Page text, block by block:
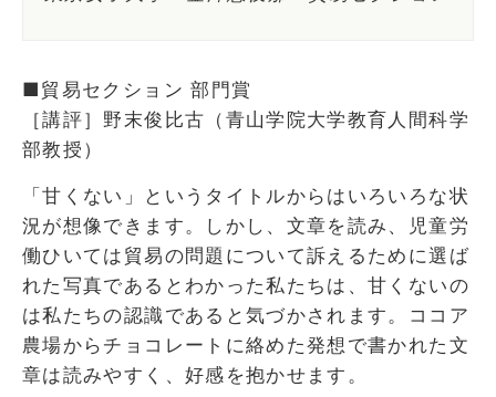
■貿易セクション 部門賞
［講評］野末俊比古（青山学院大学教育人間科学
部教授）
「甘くない」というタイトルからはいろいろな状
況が想像できます。しかし、文章を読み、児童労
働ひいては貿易の問題について訴えるために選ば
れた写真であるとわかった私たちは、甘くないの
は私たちの認識であると気づかされます。ココア
農場からチョコレートに絡めた発想で書かれた文
章は読みやすく、好感を抱かせます。